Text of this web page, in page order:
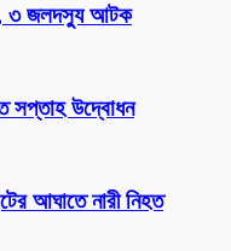
৩ জলদস্যু আটক
সপ্তাহ উদ্বোধন
আঘাতে নারী নিহত